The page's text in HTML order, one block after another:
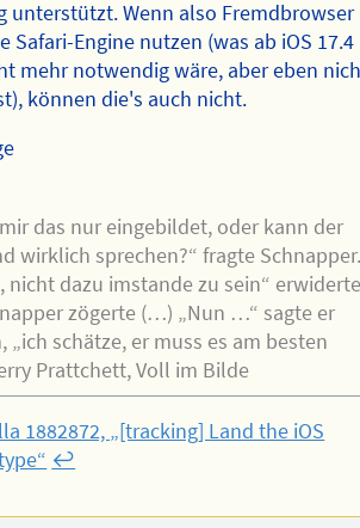
unterstützt. Wenn also Fremdbrowser
Safari-Engine nutzen (was ab iOS 17.4
mehr notwendig wäre, aber eben
können die's auch nicht.
das nur eingebildet, oder kann der
wirklich sprechen?“ fragte
nicht dazu imstande zu sein“
zögerte (…) „Nun …“ sagte er
„ich schätze, er muss es am besten
Prattchett, Voll im Bilde
1882872, „[tracking] Land the iOS
↩︎